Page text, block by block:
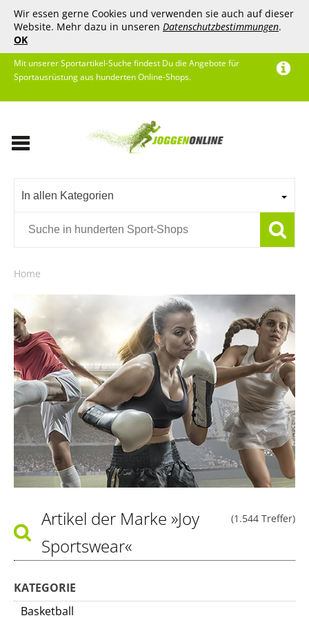
Wir essen gerne Cookies und verwenden sie auch auf dieser
Website. Mehr dazu in unseren Datenschutzbestimmungen.
OK
Mit unserer Sportartikel-Suche findest Du die Angebote für
Sportausrüstung aus hunderten Online-Shops.
In allen Kategorien
Home
(1.544 Treffer)
Artikel der Marke »Joy
Sportswear«
KATEGORIE
Basketball